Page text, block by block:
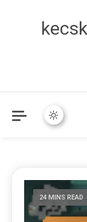
24 MINS READ